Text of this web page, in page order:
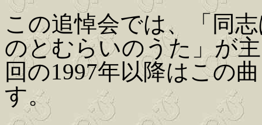
この追悼会では、「同
のとむらいのうた」が
回の1997年以降はこの
す。